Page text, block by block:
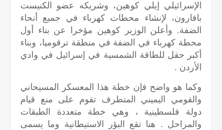
الإسرائيلي إيلي كوهين، وشريكه عضو الكنيست
بافارون، لإنشاء محطات كهرباء في جميع أنحاء
الضفة. وأعلن الوزير كوهين مؤخرا عن بناء أول
محطة كهرباء في الضفة في منطقة ترقوميا، وبناء
أكبر حقل للطاقة الشمسية في إسرائيل في وادي
الأردن .
وكما هو واضح فإن خطة هذا المعسكر المسيحاني
والقومي اليميني المتطرف تقوم على منع قيام
دولة فلسطينية ، وهي خطة متعددة الطبقات
والمراحل . هنا تقع البؤر الاستيطانية وما يسمى